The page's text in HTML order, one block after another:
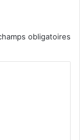
obligatoires